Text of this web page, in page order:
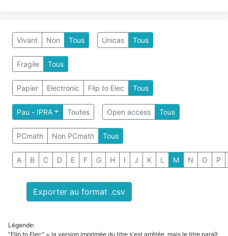
Vivant Non Tous Unicas Tous
Fragile Tous
Papier Electronic Flip to Elec Tous
Pau - IPRA Toutes Open access Tous
PCmath Non PCmath Tous
A B C D E F G H I J K L M N O P
Exporter au format .csv
Légende:
"Flip to Elec" = la version imprimée du titre s'est arrêtée, mais le titre paraît